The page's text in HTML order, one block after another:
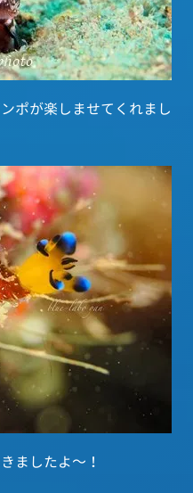
ポが楽しませてくれまし
ましたよ～！